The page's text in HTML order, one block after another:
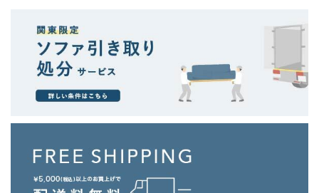
外して、
清潔に保てる。
カバーは取り外して、ドライクリーニングでお手入れできま
す。食べこぼしや飲み物のシミなど、食卓での汚れに向き合え
す。